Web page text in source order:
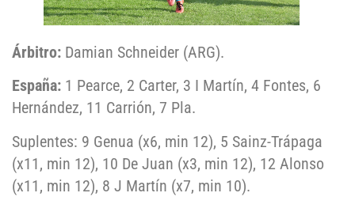
Árbitro: Damian Schneider (ARG).
España: 1 Pearce, 2 Carter, 3 I Martín, 4 Fontes, 6
Hernández, 11 Carrión, 7 Pla.
Suplentes: 9 Genua (x6, min 12), 5 Sainz-Trápaga
(x11, min 12), 10 De Juan (x3, min 12), 12 Alonso
(x11, min 12), 8 J Martín (x7, min 10).